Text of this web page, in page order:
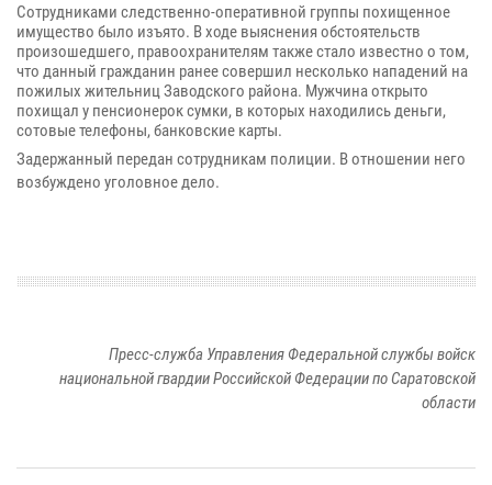
Сотрудниками следственно-оперативной группы похищенное
имущество было изъято. В ходе выяснения обстоятельств
произошедшего, правоохранителям также стало известно о том,
что данный гражданин ранее совершил несколько нападений на
пожилых жительниц Заводского района. Мужчина открыто
похищал у пенсионерок сумки, в которых находились деньги,
сотовые телефоны, банковские карты.
Задержанный передан сотрудникам полиции. В отношении него
возбуждено уголовное дело.
Пресс-служба Управления Федеральной службы войск
национальной гвардии Российской Федерации по Саратовской
области